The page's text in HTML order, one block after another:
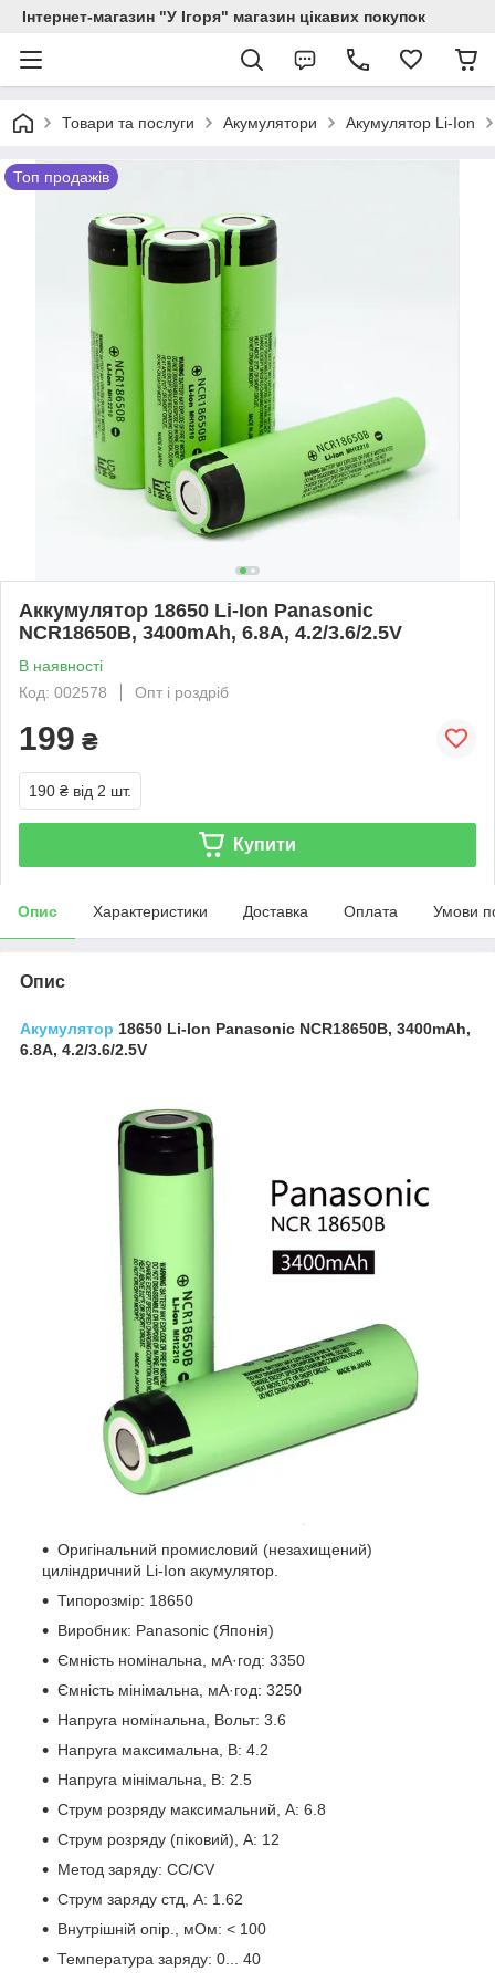
Інтернет-магазин "У Ігоря" магазин цікавих покупок
Товари та послуги Акумулятори Акумулятор Li-Ion
Топ продажів
Аккумулятор 18650 Li-Ion Panasonic
NCR18650B, 3400mAh, 6.8A, 4.2/3.6/2.5V
В наявності
Код: 002578
Опт і роздріб
199 ₴
190 ₴ від 2 шт.
Купити
Опис Характеристики Доставка Оплата Умови
Опис
Акумулятор 18650 Li-Ion Panasonic NCR18650B, 3400mAh,
6.8A, 4.2/3.6/2.5V
Оригінальний промисловий (незахищений)
циліндричний Li-Ion акумулятор.
Типорозмір: 18650
Виробник: Panasonic (Японія)
Ємність номінальна, мА·год: 3350
Ємність мінімальна, мА·год: 3250
Напруга номінальна, Вольт: 3.6
Напруга максимальна, В: 4.2
Напруга мінімальна, В: 2.5
Струм розряду максимальний, А: 6.8
Струм розряду (піковий), А: 12
Метод заряду: CC/CV
Струм заряду стд, А: 1.62
Внутрішній опір., мОм: < 100
Температура заряду: 0... 40